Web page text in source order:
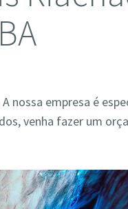
A nossa empresa é
venha fazer um